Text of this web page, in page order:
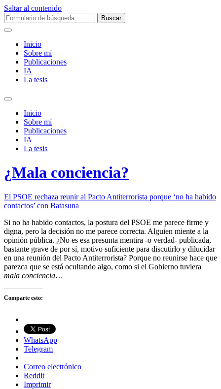
Saltar al contenido
Buscar:
Inicio
Sobre mí­
Publicaciones
IA
La tesis
Alternar
campo
búsqueda
Inicio
Sobre mí­
Publicaciones
IA
La tesis
¿Mala conciencia?
El PSOE rechaza reunir al Pacto Antiterrorista porque ‘no ha habido
contactos’ con Batasuna
Si no ha habido contactos, la postura del PSOE me parece firme y
digna, pero la decisión no me parece correcta. Alguien miente a la
opinión pública. ¿No es esa presunta mentira -o verdad- publicada,
bastante grave de por sí, motivo suficiente para discutirlo y dilucidar
en una reunión del Pacto Antiterrorista? Porque no reunirse hace que
parezca que se está ocultando algo, como si el Gobierno tuviera
mala conciencia…
Comparte esto:
WhatsApp
Telegram
Correo electrónico
Reddit
Imprimir